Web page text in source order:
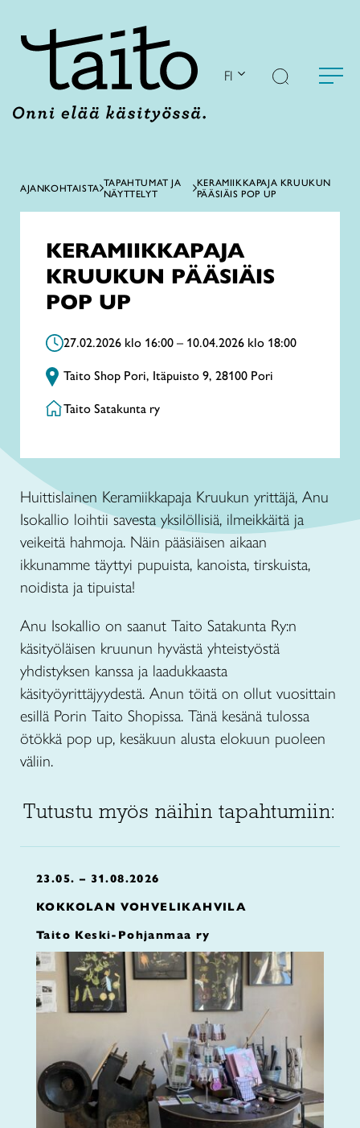
FI
AJANKOHTAISTA TAPAHTUMAT JA
NÄYTTELYT
KERAMIIKKAPAJA KRUUKUN
PÄÄSIÄIS POP UP
KERAMIIKKAPAJA
KRUUKUN PÄÄSIÄIS
POP UP
27.02.2026 klo 16:00 – 10.04.2026 klo 18:00
Taito Shop Pori, Itäpuisto 9, 28100 Pori
Taito Satakunta ry
Huittislainen Keramiikkapaja Kruukun yrittäjä, Anu
Isokallio loihtii savesta yksilöllisiä, ilmeikkäitä ja
veikeitä hahmoja. Näin pääsiäisen aikaan
ikkunamme täyttyi pupuista, kanoista, tirskuista,
noidista ja tipuista!
Anu Isokallio on saanut Taito Satakunta Ry:n
käsityöläisen kruunun hyvästä yhteistyöstä
yhdistyksen kanssa ja laadukkaasta
käsityöyrittäjyydestä. Anun töitä on ollut vuosittain
esillä Porin Taito Shopissa. Tänä kesänä tulossa
ötökkä pop up, kesäkuun alusta elokuun puoleen
väliin.
Tutustu myös näihin tapahtumiin:
23.05. – 31.08.2026
KOKKOLAN VOHVELIKAHVILA
Taito Keski-Pohjanmaa ry